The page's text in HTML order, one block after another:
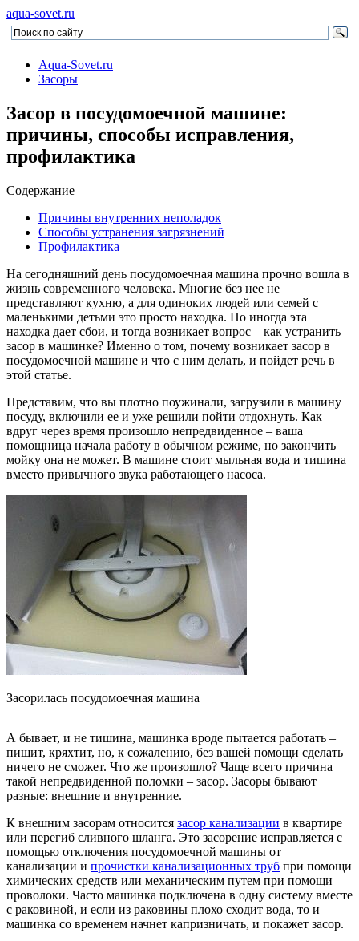
aqua-sovet.ru
Aqua-Sovet.ru
Засоры
Засор в посудомоечной машине:
причины, способы исправления,
профилактика
Содержание
Причины внутренних неполадок
Способы устранения загрязнений
Профилактика
На сегодняшний день посудомоечная машина прочно вошла в
жизнь современного человека. Многие без нее не
представляют кухню, а для одиноких людей или семей с
маленькими детьми это просто находка. Но иногда эта
находка дает сбои, и тогда возникает вопрос – как устранить
засор в машинке? Именно о том, почему возникает засор в
посудомоечной машине и что с ним делать, и пойдет речь в
этой статье.
Представим, что вы плотно поужинали, загрузили в машину
посуду, включили ее и уже решили пойти отдохнуть. Как
вдруг через время произошло непредвиденное – ваша
помощница начала работу в обычном режиме, но закончить
мойку она не может. В машине стоит мыльная вода и тишина
вместо привычного звука работающего насоса.
Засорилась посудомоечная машина
А бывает, и не тишина, машинка вроде пытается работать –
пищит, кряхтит, но, к сожалению, без вашей помощи сделать
ничего не сможет. Что же произошло? Чаще всего причина
такой непредвиденной поломки – засор. Засоры бывают
разные: внешние и внутренние.
К внешним засорам относится засор канализации в квартире
или перегиб сливного шланга. Это засорение исправляется с
помощью отключения посудомоечной машины от
канализации и прочистки канализационных труб при помощи
химических средств или механическим путем при помощи
проволоки. Часто машинка подключена в одну систему вместе
с раковиной, и если из раковины плохо сходит вода, то и
машинка со временем начнет капризничать, и покажет засор.